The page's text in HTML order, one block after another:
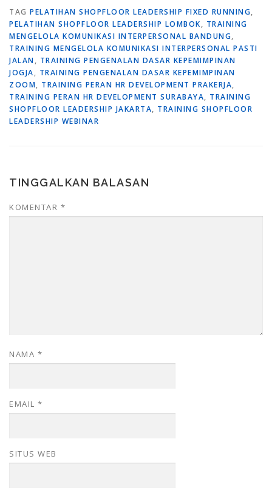
TAG PELATIHAN SHOPFLOOR LEADERSHIP FIXED RUNNING,
PELATIHAN SHOPFLOOR LEADERSHIP LOMBOK, TRAINING
MENGELOLA KOMUNIKASI INTERPERSONAL BANDUNG,
TRAINING MENGELOLA KOMUNIKASI INTERPERSONAL PASTI
JALAN, TRAINING PENGENALAN DASAR KEPEMIMPINAN
JOGJA, TRAINING PENGENALAN DASAR KEPEMIMPINAN
ZOOM, TRAINING PERAN HR DEVELOPMENT PRAKERJA,
TRAINING PERAN HR DEVELOPMENT SURABAYA, TRAINING
SHOPFLOOR LEADERSHIP JAKARTA, TRAINING SHOPFLOOR
LEADERSHIP WEBINAR
TINGGALKAN BALASAN
KOMENTAR *
NAMA *
EMAIL *
SITUS WEB